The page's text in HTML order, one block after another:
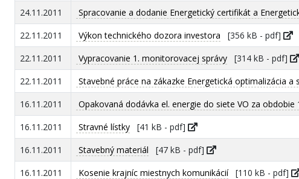
24.11.2011
Spracovanie a dodanie Energetický certifikát a
22.11.2011
Výkon technického dozora investora [356 kB - pdf]
22.11.2011
Vypracovanie 1. monitorovacej správy [314 kB - pdf]
22.11.2011
Stavebné práce na zákazke Energetická optimalizácia a
16.11.2011
Opakovaná dodávka el. energie do siete VO za obdobie
16.11.2011
Stravné lístky [41 kB - pdf]
16.11.2011
Stavebný materiál [47 kB - pdf]
16.11.2011
Kosenie krajníc miestnych komunikácií[110 kB - pdf]